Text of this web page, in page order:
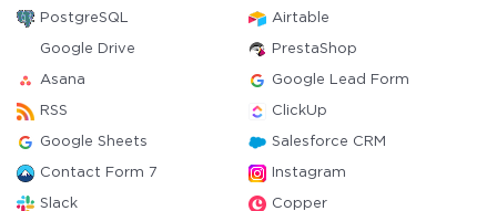
PostgreSQL Airtable
Google Drive PrestaShop
Asana Google Lead Form
RSS ClickUp
Google Sheets Salesforce CRM
Contact Form 7 Instagram
Slack Copper